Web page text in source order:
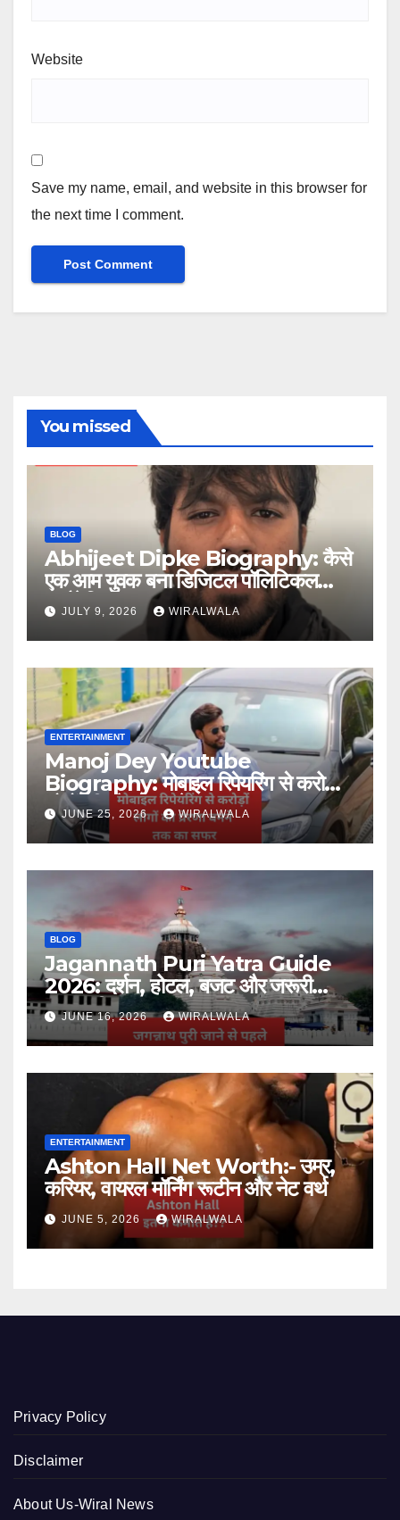
Website
Save my name, email, and website in this browser for
the next time I comment.
You missed
BLOG
Abhijeet Dipke Biography: कैसे
एक आम युवक बना डिजिटल पॉलिटिकल
स्ट्रैटेजिस्ट
JULY 9, 2026 WIRALWALA
ENTERTAINMENT
Manoj Dey Youtube
Biography: मोबाइल रिपेयरिंग से करोड़ों
लोगों की प्रेरणा बनने तक का सफर
JUNE 25, 2026 WIRALWALA
BLOG
Jagannath Puri Yatra Guide
2026: दर्शन, होटल, बजट और जरूरी
जानकारी
JUNE 16, 2026 WIRALWALA
ENTERTAINMENT
Ashton Hall Net Worth:- उम्र,
करियर, वायरल मॉर्निंग रूटीन और नेट वर्थ
JUNE 5, 2026 WIRALWALA
Privacy Policy
Disclaimer
About Us-Wiral News